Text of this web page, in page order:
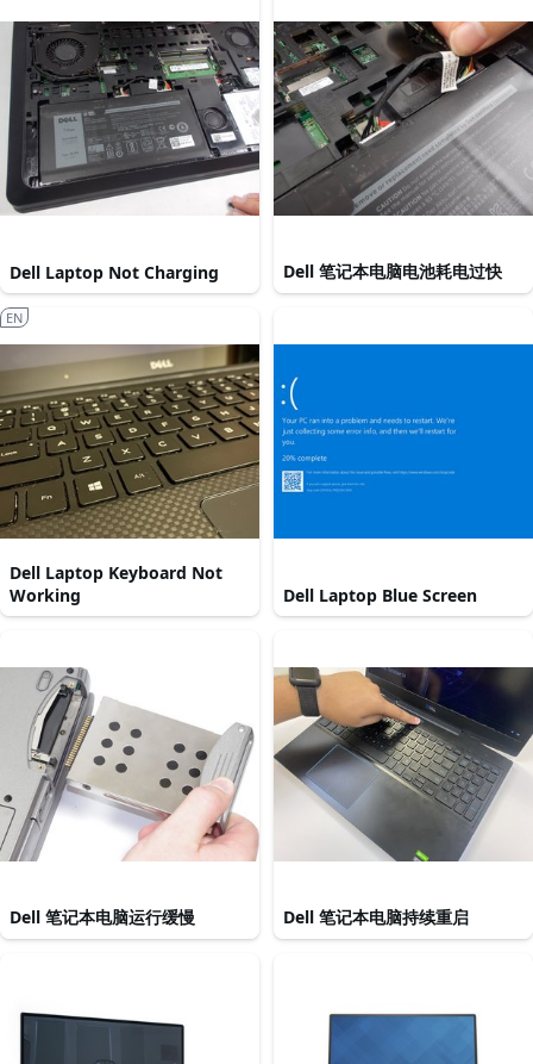
Dell Laptop Not Charging Dell 笔记本电脑电池耗电过快
Dell Laptop Keyboard Not
Working
EN
Dell Laptop Blue Screen
Dell 笔记本电脑运行缓慢 Dell 笔记本电脑持续重启